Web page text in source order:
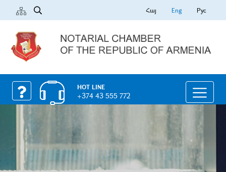
Հայ Eng Рус
HOT LINE
+374 43 555 772